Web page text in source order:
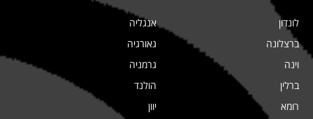
לונדון
ברצלונה
וינה
ברלין
רומא
אנגליה
גאורגיה
גרמניה
הולנד
יוון